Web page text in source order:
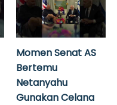
Momen Senat AS
Bertemu
Netanyahu
Gunakan Celana